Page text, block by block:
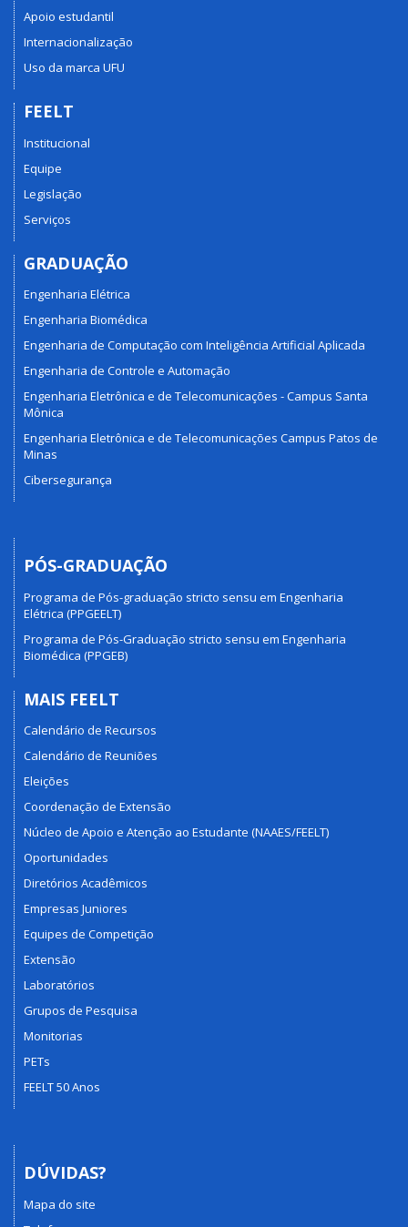
Apoio estudantil
Internacionalização
Uso da marca UFU
FEELT
Institucional
Equipe
Legislação
Serviços
GRADUAÇÃO
Engenharia Elétrica
Engenharia Biomédica
Engenharia de Computação com Inteligência Artificial Aplicada
Engenharia de Controle e Automação
Engenharia Eletrônica e de Telecomunicações - Campus Santa
Mônica
Engenharia Eletrônica e de Telecomunicações Campus Patos de
Minas
Cibersegurança
PÓS-GRADUAÇÃO
Programa de Pós-graduação stricto sensu em Engenharia
Elétrica (PPGEELT)
Programa de Pós-Graduação stricto sensu em Engenharia
Biomédica (PPGEB)
MAIS FEELT
Calendário de Recursos
Calendário de Reuniões
Eleições
Coordenação de Extensão
Núcleo de Apoio e Atenção ao Estudante (NAAES/FEELT)
Oportunidades
Diretórios Acadêmicos
Empresas Juniores
Equipes de Competição
Extensão
Laboratórios
Grupos de Pesquisa
Monitorias
PETs
FEELT 50 Anos
DÚVIDAS?
Mapa do site